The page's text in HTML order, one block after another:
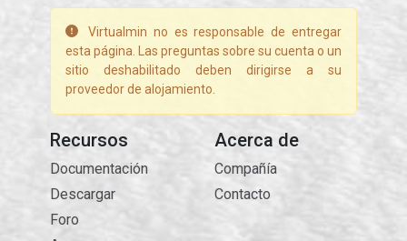
Virtualmin no es responsable de entregar
esta página. Las preguntas sobre su cuenta o un
sitio deshabilitado deben dirigirse a su
proveedor de alojamiento.
Recursos
Documentación
Descargar
Foro
Acerca de
Compañía
Contacto